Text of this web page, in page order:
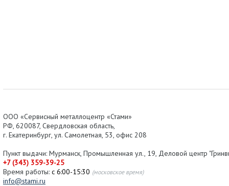
ООО «Сервисный металлоцентр «Стами»
РФ, 620087, Свердловская область,
г. Екатеринбург, ул. Самолетная, 53, офис 208
Пункт выдачи: Мурманск, Промышленная ул., 19, Деловой центр
+7 (343) 359-39-25
Время работы: с 6:00-15:30 (московское время)
info@stami.ru